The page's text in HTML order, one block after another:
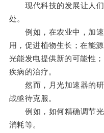
现代科技的发展让人们
处。
例如，在农业中，加速
用，促进植物生长；在能
光能发电提供新的可能性
疾病的治疗。
然而，月光加速器的研
战亟待克服。
例如，如何精确调节光
消耗等。